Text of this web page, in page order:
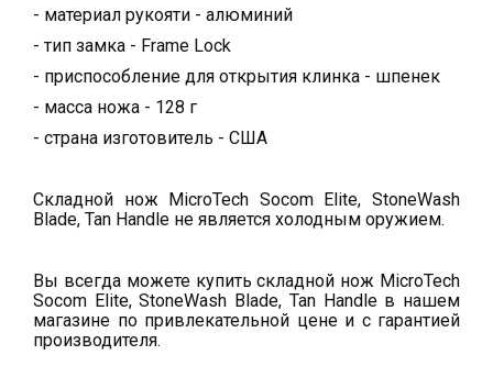
- материал рукояти - алюминий
- тип замка - Frame Lock
- приспособление для открытия клинка - шпенек
- масса ножа - 128 г
- страна изготовитель - США
Складной нож MicroTech Socom Elite, StoneWash
Blade, Tan Handle не является холодным оружием.
Вы всегда можете купить складной нож MicroTech
Socom Elite, StoneWash Blade, Tan Handle в нашем
магазине по привлекательной цене и с гарантией
производителя.